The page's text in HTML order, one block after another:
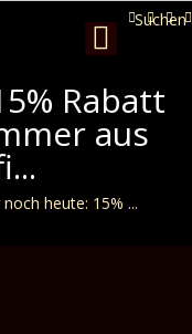
Suchen
Toggle
navigation
Rabatt
aus
heute: 15% ...